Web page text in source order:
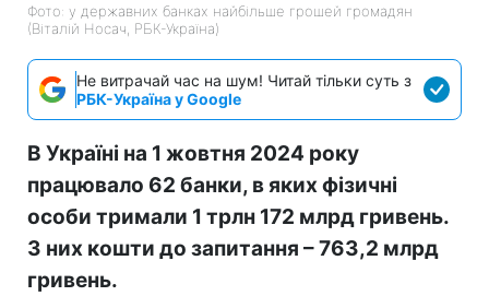
Фото: у державних банках найбільше грошей громадян
(Віталій Носач, РБК-Україна)
Не витрачай час на шум! Читай тільки суть з
РБК-Україна у Google
В Україні на 1 жовтня 2024 року
працювало 62 банки, в яких фізичні
особи тримали 1 трлн 172 млрд гривень.
З них кошти до запитання – 763,2 млрд
гривень.